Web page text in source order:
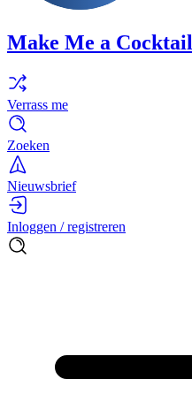
Make Me a Cocktail
Verrass me
Zoeken
Nieuwsbrief
Inloggen / registreren